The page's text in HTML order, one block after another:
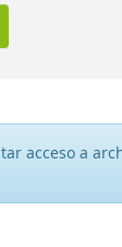
acceso a